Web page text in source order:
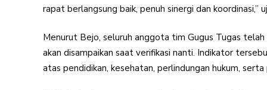
rapat berlangsung baik, penuh sinergi dan koordinasi,”
Menurut Bejo, seluruh anggota tim Gugus Tugas
akan disampaikan saat verifikasi nanti. Indikator
atas pendidikan, kesehatan, perlindungan hukum,